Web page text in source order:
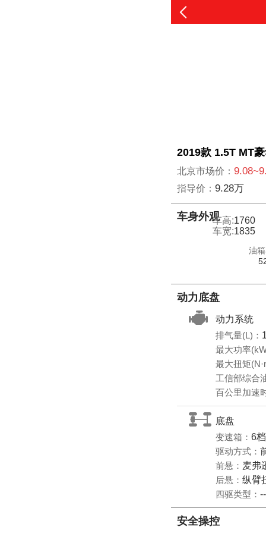
2019款 1.5T MT
北京市场价：
指导价： 9.28万
车身外观
车宽:1835
车高:1760
油
动力底盘
动力系统
排气量(L)：
最大功率
最大扭矩
工信部综合
百公里加速
底盘
变速箱： 6
驱动方式：
前悬： 麦弗
后悬： 纵臂
四驱类型： --
安全操控